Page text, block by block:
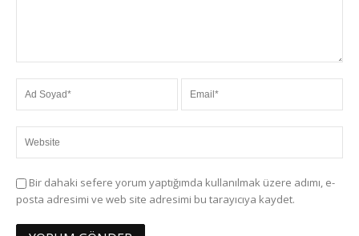
Bir dahaki sefere yorum yaptığımda kullanılmak üzere adımı, e-
posta adresimi ve web site adresimi bu tarayıcıya kaydet.